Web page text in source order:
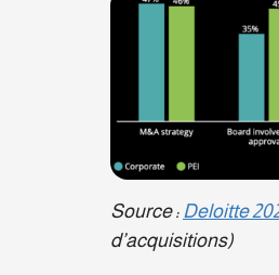
Source : Deloitte
d’acquisitions)